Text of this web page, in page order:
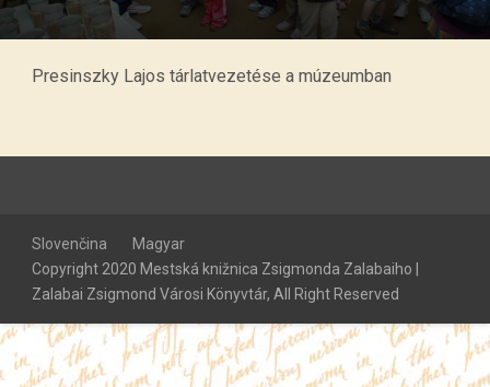
Presinszky Lajos tárlatvezetése a múzeumban
Slovenčina
Magyar
Copyright 2020 Mestská knižnica Zsigmonda Zalabaiho |
Zalabai Zsigmond Városi Könyvtár, All Right Reserved